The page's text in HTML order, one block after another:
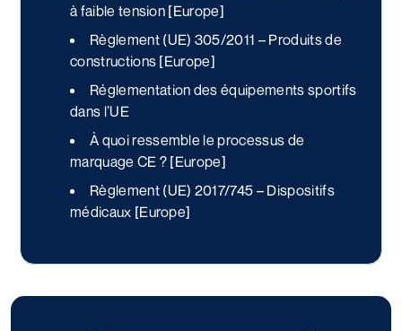
à faible tension [Europe]
Règlement (UE) 305/2011 – Produits de
constructions [Europe]
Réglementation des équipements sportifs
dans l’UE
À quoi ressemble le processus de
marquage CE ? [Europe]
Règlement (UE) 2017/745 – Dispositifs
médicaux [Europe]